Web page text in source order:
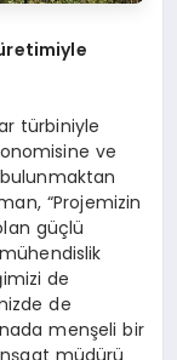
türbiniyle
ve
bulunmaktan
“Projemizin
güçlü
mühendislik
de
de
menşeli bir